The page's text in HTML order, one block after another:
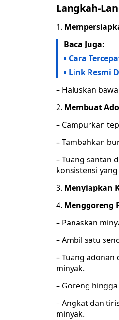
Langkah-
1.
Baca Juga:
Cara
Link Resmi
– Haluskan
2. Membuat
– Campurkan
– Tambahkan
– Tuang santan
konsistensi
3. Menyiapkan
4. Menggoreng
– Panaskan
– Ambil satu
– Tuang
minyak.
– Goreng
– Angkat dan
minyak.